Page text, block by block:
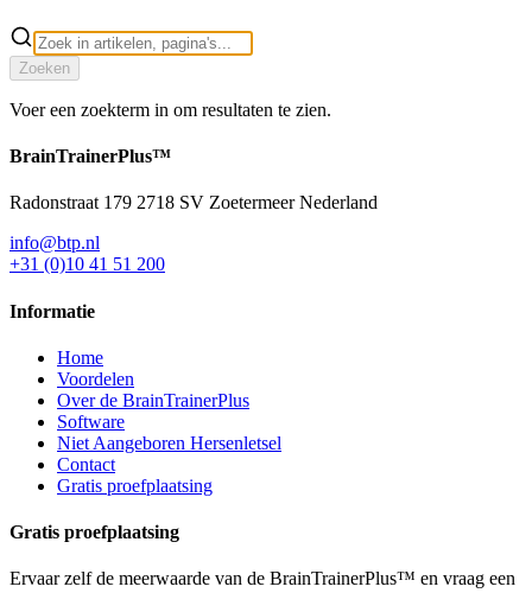
Zoeken
Voer een zoekterm in om resultaten te zien.
BrainTrainerPlus™
Radonstraat 179 2718 SV Zoetermeer Nederland
info@btp.nl
+31 (0)10 41 51 200
Informatie
Home
Voordelen
Over de BrainTrainerPlus
Software
Niet Aangeboren Hersenletsel
Contact
Gratis proefplaatsing
Gratis proefplaatsing
Ervaar zelf de meerwaarde van de BrainTrainerPlus™ en vraag een